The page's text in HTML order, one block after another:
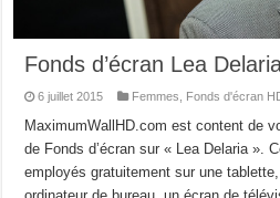
Fonds d’écran Lea
6 juillet 2015 Femmes Fonds d'écran
MaximumWallHD.com est content de
de Fonds d’écran sur « Lea Delaria ».
employés gratuitement sur une
ordinateur de bureau, un écran de